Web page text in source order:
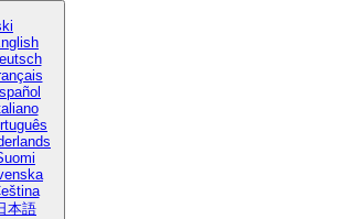
本語